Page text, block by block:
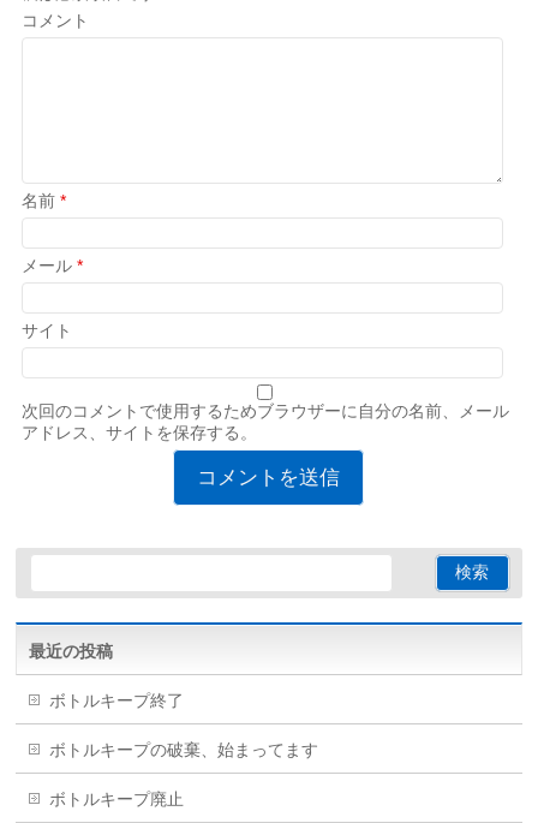
コメント
名前*
メール*
サイト
次回のコメントで使用するためブラウザーに自分の名前、メール
アドレス、サイトを保存する。
最近の投稿
ボトルキープ終了
ボトルキープの破棄、始まってます
ボトルキープ廃止